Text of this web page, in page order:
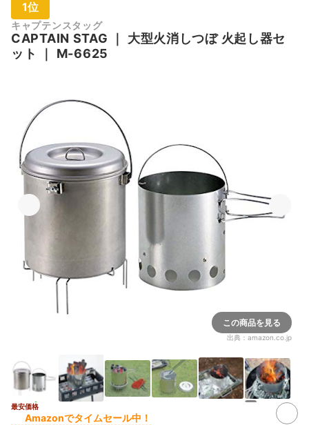
1位
キャプテンスタッグ
CAPTAIN STAG
大型火消しつぼ 火起し器セ
ット
M-6625
この商品を見る
出典： amazon.co.jp
2+
最安価格
Amazonでタイムセール中！